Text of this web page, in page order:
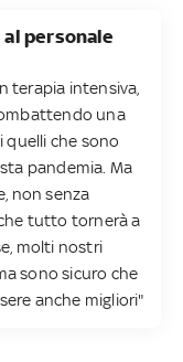
personale
terapia intensiva,
una
quelli che sono
pandemia. Ma
non senza
tutto tornerà a
molti nostri
sono sicuro che
anche migliori"